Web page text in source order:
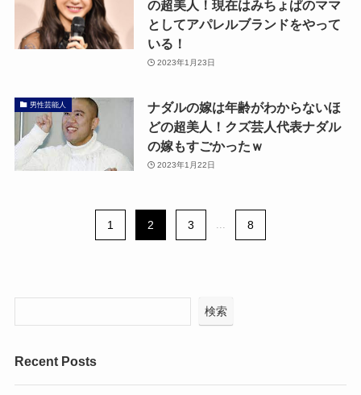
の超美人！現在はみちょぱのママ
としてアパレルブランドをやって
いる！
2023年1月23日
男性芸能人
ナダルの嫁は年齢がわからないほ
どの超美人！クズ芸人代表ナダル
の嫁もすごかったｗ
2023年1月22日
1 2 3 ... 8
検索
Recent Posts